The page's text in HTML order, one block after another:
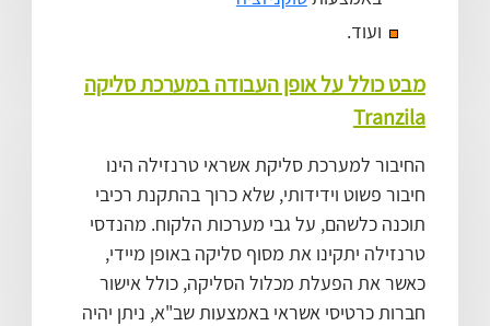
ועוד.
מבט כולל על אופן העבודה במערכת סליקה
Tranzila
החיבור למערכת סליקת אשראי טרנזילה הינו
חיבור פשוט וידידותי, שלא כרוך בהתקנת רכיבי
תוכנה כלשהם, על גבי מערכות הלקוח. מהנדסי
טרנזילה יתקינו את מסוף סליקה באופן מיידי,
כאשר את הפעלת מכלול הסליקה, כולל אישור
חברות כרטיסי אשראי באמצעות שב"א, ניתן יהיה